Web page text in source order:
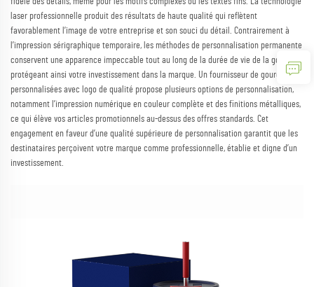
laser professionnelle produit des résultats de haute qualité qui reflètent
favorablement l’image de votre entreprise et son souci du détail. Contrairement à
l’impression sérigraphique temporaire, les méthodes de personnalisation permanente
conservent une apparence impeccable tout au long de la durée de vie de la gourde,
protégeant ainsi votre investissement dans la marque. Un fournisseur de gourdes
personnalisées avec logo de qualité propose plusieurs options de personnalisation,
notamment l’impression numérique en couleur complète et des finitions métalliques,
ce qui élève vos articles promotionnels au-dessus des offres standards. Cet
engagement en faveur d’une qualité supérieure de personnalisation garantit que les
destinataires perçoivent votre marque comme professionnelle, établie et digne d’un
investissement.